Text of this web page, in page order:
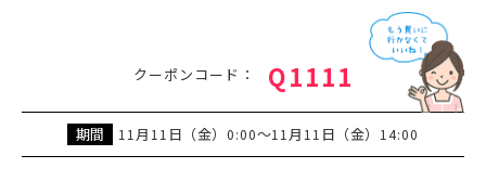
クーポンコード： Q1111
期間 11 月 11 日（金） 0:00～11 月 11 日（金） 14:00